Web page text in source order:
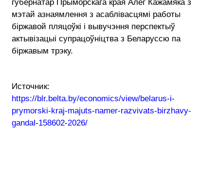
губернатар Прыморскага края Алег Кажамяка з
мэтай азнаямлення з асаблівасцямі работы
біржавой пляцоўкі і вывучэння перспектыў
актывізацыі супрацоўніцтва з Беларуссю па
біржавым трэку.
Источник:
https://blr.belta.by/economics/view/belarus-i-
prymorski-kraj-majuts-namer-razvivats-birzhavy-
gandal-158602-2026/